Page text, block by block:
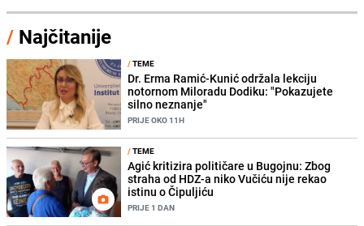
/ Najčitanije
/TEME
Dr. Erma Ramić-Kunić održala lekciju
notornom Miloradu Dodiku: "Pokazujete
silno neznanje"
PRIJE OKO 11H
/TEME
Agić kritizira političare u Bugojnu: Zbog
straha od HDZ-a niko Vučiću nije rekao
istinu o Čipuljiću
PRIJE 1 DAN